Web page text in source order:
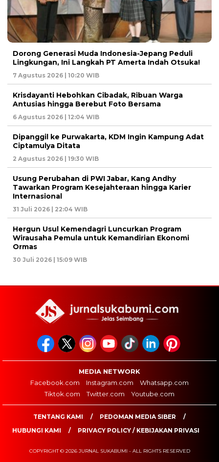
Dorong Generasi Muda Indonesia-Jepang Peduli
Lingkungan, Ini Langkah PT Amerta Indah Otsuka!
7 Agustus 2026 | 10:20 WIB
Krisdayanti Hebohkan Cibadak, Ribuan Warga
Antusias hingga Berebut Foto Bersama
6 Agustus 2026 | 12:04 WIB
Dipanggil ke Purwakarta, KDM Ingin Kampung Adat
Ciptamulya Ditata
2 Agustus 2026 | 19:30 WIB
Usung Perubahan di PWI Jabar, Kang Andhy
Tawarkan Program Kesejahteraan hingga Karier
Internasional
31 Juli 2026 | 22:04 WIB
Hergun Usul Kemendagri Luncurkan Program
Wirausaha Pemula untuk Kemandirian Ekonomi
Ormas
30 Juli 2026 | 15:09 WIB
MEDIA NETWORK
Facebook.com
Instagram.com
Whatsapp.com
Tiktok.com
Twitter.com Youtube.com
TENTANG KAMI
PEDOMAN MEDIA SIBER
HUBUNGI KAMI
PRIVACY POLICY / KEBIJAKAN PRIVASI
COPYRIGHT © 2026 JURNAL SUKABUMI - ALL RIGHTS RESERVED